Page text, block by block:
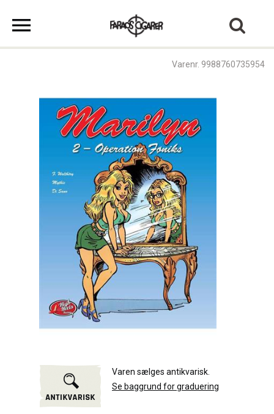
Varenr. 9988760735954
Varen sælges antikvarisk.
Se baggrund for graduering